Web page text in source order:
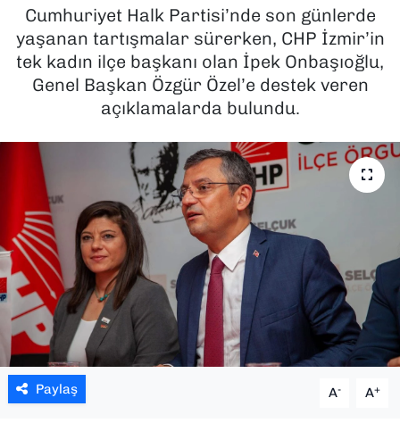
Cumhuriyet Halk Partisi’nde son günlerde
yaşanan tartışmalar sürerken, CHP İzmir’in
tek kadın ilçe başkanı olan İpek Onbaşıoğlu,
Genel Başkan Özgür Özel’e destek veren
açıklamalarda bulundu.
Paylaş A- A+
MAGAZİN
POLİTİKA
SAĞLIK
TEKNOLOJİ
YAŞAM
YEREL YÖNETİMLER
Haber Arşivi